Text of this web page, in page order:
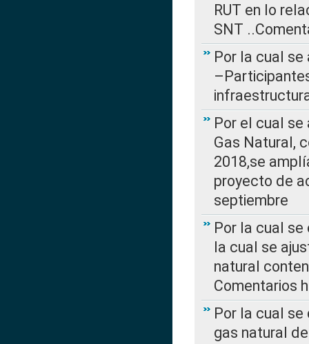
RUT en lo
SNT
Por la cual se
Por el cual
Gas Natural,
2018,se
proyecto de
septiembre
Por la cual se
la cual se
natural
Comentarios
Por la cual
gas natural